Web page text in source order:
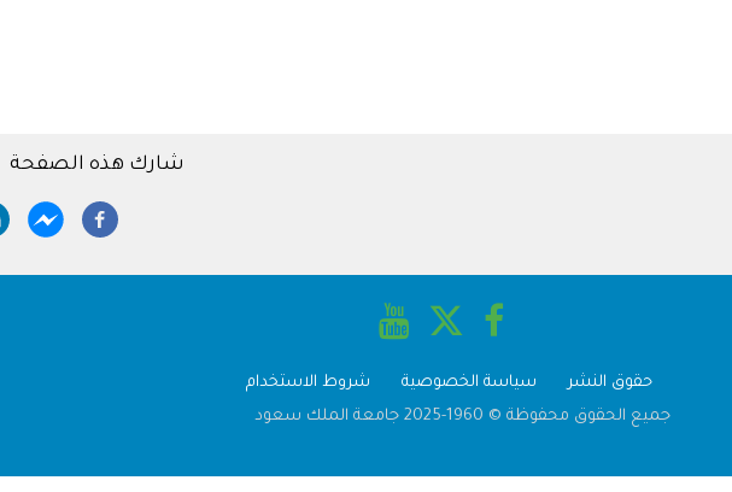
شارك هذه الصفحة
حقوق النشر سياسة الخصوصية
شروط الاستخدام
جميع الحقوق محفوظة © 1960-2025 جامعة الملك سعود